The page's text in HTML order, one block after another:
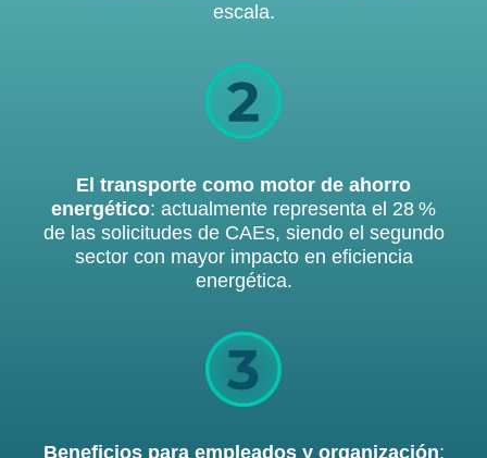
escala.
El transporte como motor de ahorro
energético: actualmente representa el 28 %
de las solicitudes de CAEs, siendo el segundo
sector con mayor impacto en eficiencia
energética.
Beneficios para empleados y organización: